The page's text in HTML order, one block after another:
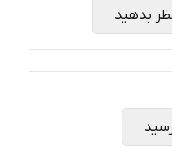
بدهید